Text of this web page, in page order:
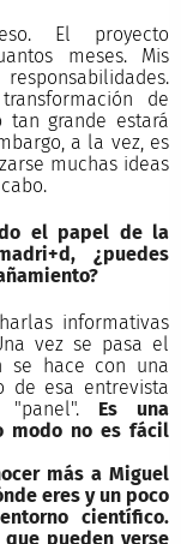
El proyecto
meses. Mis
de
grande estará
a la vez, es
muchas ideas
el papel de la
¿puedes
informativas
vez se pasa el
se hace con una
de esa entrevista
"panel". Es una
modo no es fácil
más a Miguel
eres y un poco
científico.
pueden verse